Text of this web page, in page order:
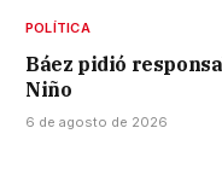
POLÍTICA
Báez pidió
Niño
6 de agosto de 2026